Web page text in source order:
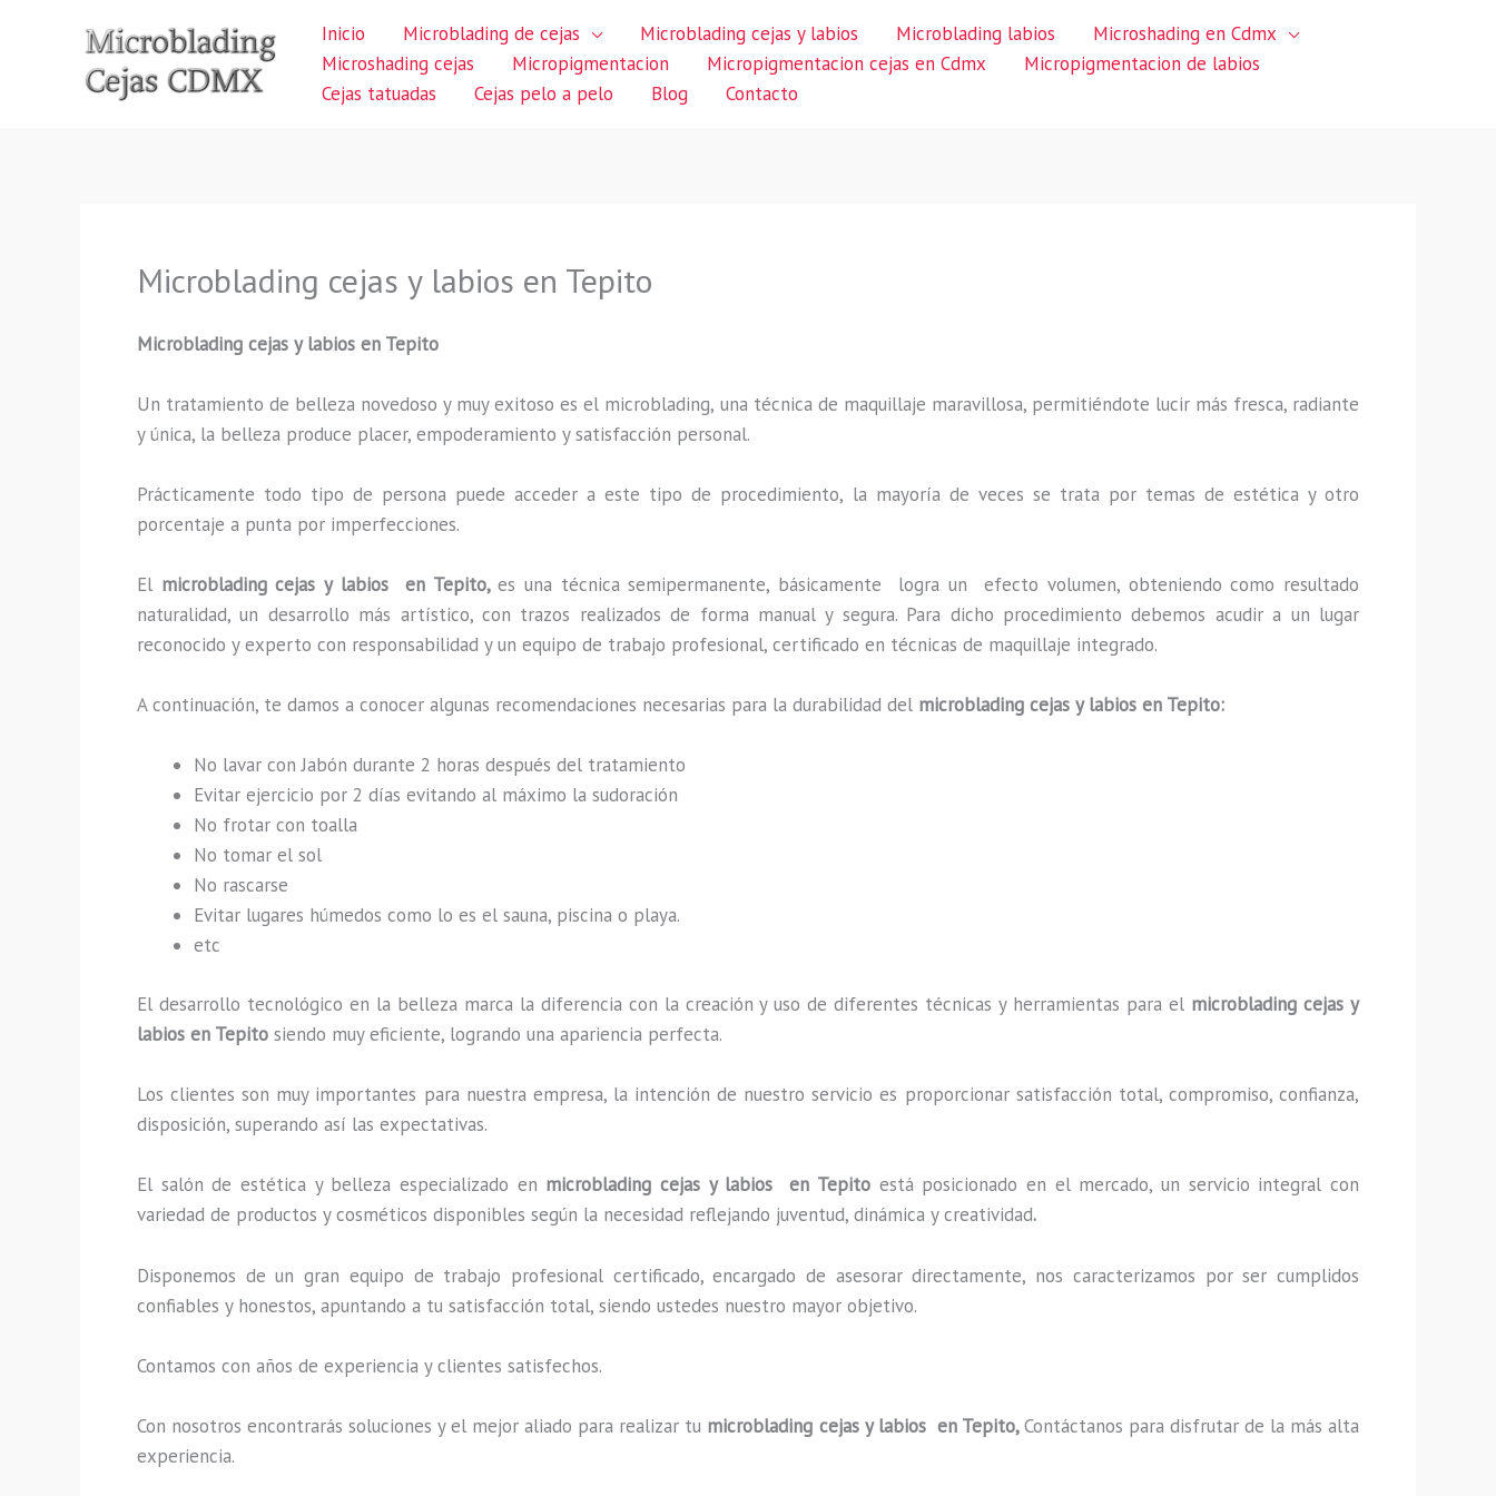
Inicio Microblading de cejas Microblading cejas y labios Microblading labios
Microshading en Cdmx
Microshading cejas
Micropigmentacion Micropigmentacion cejas en Cdmx
Micropigmentacion de labios
Cejas tatuadas
Cejas pelo a pelo Blog Contacto
Microblading cejas y labios en Tepito
Microblading cejas y labios en Tepito
Un tratamiento de belleza novedoso y muy exitoso es el microblading, una técnica de maquillaje maravillosa, permitiéndote lucir más fresca, radiante
y única, la belleza produce placer, empoderamiento y satisfacción personal.
Prácticamente todo tipo de persona puede acceder a este tipo de procedimiento, la mayoría de veces se trata por temas de estética y otro
porcentaje a punta por imperfecciones.
El microblading cejas y labios en Tepito,es una técnica semipermanente, básicamente
logra un efecto volumen, obteniendo como resultado
naturalidad, un desarrollo más artístico, con trazos realizados de forma manual y segura. Para dicho procedimiento debemos acudir a un lugar
reconocido y experto con responsabilidad y un equipo de trabajo profesional, certificado en técnicas de maquillaje integrado.
A continuación, te damos a conocer algunas recomendaciones necesarias para la durabilidad del microblading cejas y labios en Tepito:
No lavar con Jabón durante 2 horas después del tratamiento
Evitar ejercicio por 2 días evitando al máximo la sudoración
No frotar con toalla
No tomar el sol
No rascarse
Evitar lugares húmedos como lo es el sauna, piscina o playa.
etc
El desarrollo tecnológico en la belleza marca la diferencia con la creación y uso de diferentes técnicas y herramientas para el microblading cejas y
labios en Tepito siendo muy eficiente, logrando una apariencia perfecta.
Los clientes son muy importantes para nuestra empresa, la intención de nuestro servicio es proporcionar satisfacción total, compromiso, confianza,
disposición, superando así las expectativas.
El salón de estética y belleza especializado en microblading cejas y labios en Tepito está posicionado en el mercado, un servicio integral con
variedad de productos y cosméticos disponibles según la necesidad reflejando juventud, dinámica y creatividad.
Disponemos de un gran equipo de trabajo profesional certificado, encargado de asesorar directamente, nos caracterizamos por ser cumplidos
confiables y honestos, apuntando a tu satisfacción total, siendo ustedes nuestro mayor objetivo.
Contamos con años de experiencia y clientes satisfechos.
Con nosotros encontrarás soluciones y el mejor aliado para realizar tu microblading cejas y labios en Tepito,Contáctanos para disfrutar de la más alta
experiencia.